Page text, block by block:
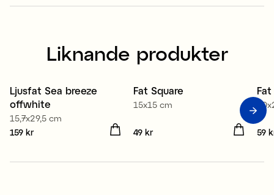
Liknande produkter
Ljusfat Sea breeze
offwhite
15,7x29,5 cm
Pris :159 kr
159 kr
Fat Square
15x15 cm
Pris:
49 kr Pris
59